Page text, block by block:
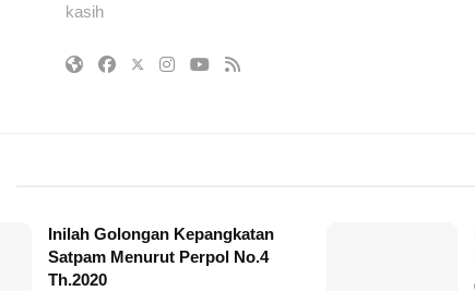
kasih
Inilah Golongan Kepangkatan
Satpam Menurut Perpol No.4
Th.2020